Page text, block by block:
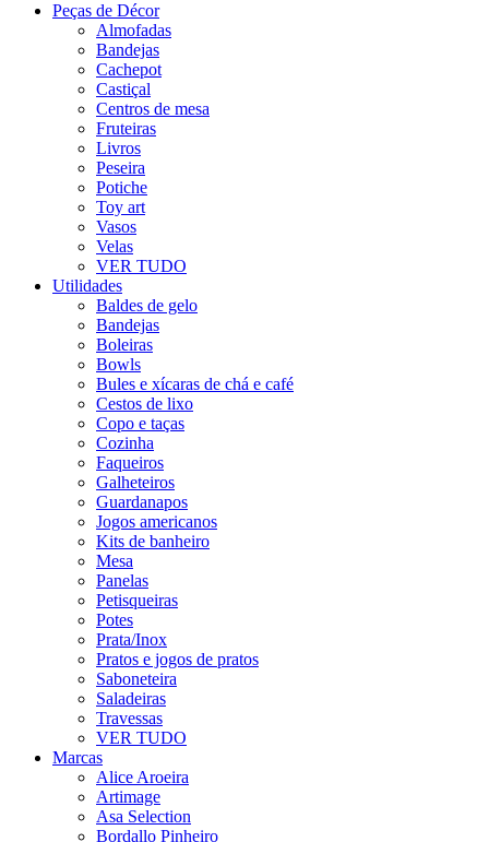
Peças de Décor
Almofadas
Bandejas
Cachepot
Castiçal
Centros de mesa
Fruteiras
Livros
Peseira
Potiche
Toy art
Vasos
Velas
VER TUDO
Utilidades
Baldes de gelo
Bandejas
Boleiras
Bowls
Bules e xícaras de chá e café
Cestos de lixo
Copo e taças
Cozinha
Faqueiros
Galheteiros
Guardanapos
Jogos americanos
Kits de banheiro
Mesa
Panelas
Petisqueiras
Potes
Prata/Inox
Pratos e jogos de pratos
Saboneteira
Saladeiras
Travessas
VER TUDO
Marcas
Alice Aroeira
Artimage
Asa Selection
Bordallo Pinheiro